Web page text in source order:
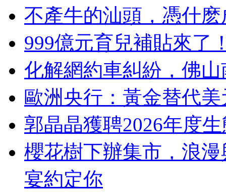
不產牛的汕頭，憑什
999億元育兒補貼來了
化解網約車糾紛，佛
歐洲央行：黃金替代
郭晶晶獲聘2026年度
櫻花樹下辦集市，浪
宴約定你